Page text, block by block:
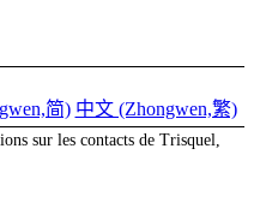
简) 中文 (Zhongwen,繁)
sur les contacts de Trisquel,